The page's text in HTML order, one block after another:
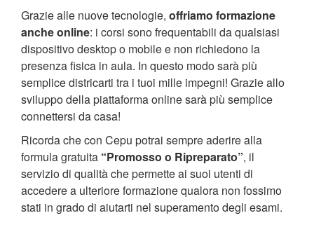
Grazie alle nuove tecnologie, offriamo formazione
anche online: i corsi sono frequentabili da qualsiasi
dispositivo desktop o mobile e non richiedono la
presenza fisica in aula. In questo modo sarà più
semplice districarti tra i tuoi mille impegni! Grazie allo
sviluppo della piattaforma online sarà più semplice
connettersi da casa!
Ricorda che con Cepu potrai sempre aderire alla
formula gratuita “Promosso o Ripreparato”, il
servizio di qualità che permette ai suoi utenti di
accedere a ulteriore formazione qualora non fossimo
stati in grado di aiutarti nel superamento degli esami.